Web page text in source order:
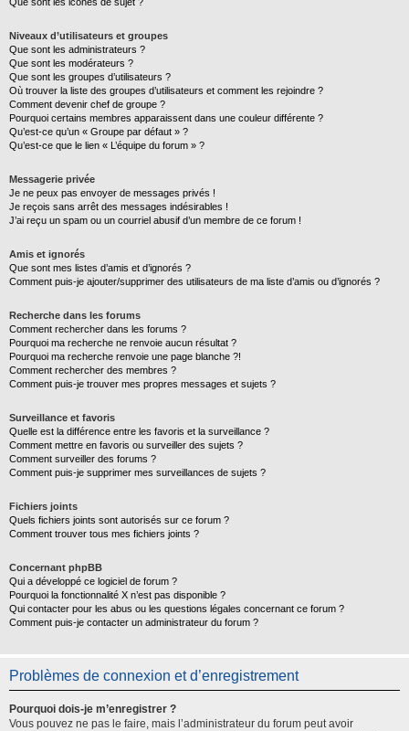
Niveaux d’utilisateurs et groupes
Que sont les administrateurs ?
Que sont les modérateurs ?
Que sont les groupes d’utilisateurs ?
Où trouver la liste des groupes d’utilisateurs et comment les rejoindre ?
Comment devenir chef de groupe ?
Pourquoi certains membres apparaissent dans une couleur différente ?
Qu’est-ce qu’un « Groupe par défaut » ?
Qu’est-ce que le lien « L’équipe du forum » ?
Messagerie privée
Je ne peux pas envoyer de messages privés !
Je reçois sans arrêt des messages indésirables !
J’ai reçu un spam ou un courriel abusif d’un membre de ce forum !
Amis et ignorés
Que sont mes listes d’amis et d’ignorés ?
Comment puis-je ajouter/supprimer des utilisateurs de ma liste d’amis ou d’ignorés ?
Recherche dans les forums
Comment rechercher dans les forums ?
Pourquoi ma recherche ne renvoie aucun résultat ?
Pourquoi ma recherche renvoie une page blanche ?!
Comment rechercher des membres ?
Comment puis-je trouver mes propres messages et sujets ?
Surveillance et favoris
Quelle est la différence entre les favoris et la surveillance ?
Comment mettre en favoris ou surveiller des sujets ?
Comment surveiller des forums ?
Comment puis-je supprimer mes surveillances de sujets ?
Fichiers joints
Quels fichiers joints sont autorisés sur ce forum ?
Comment trouver tous mes fichiers joints ?
Concernant phpBB
Qui a développé ce logiciel de forum ?
Pourquoi la fonctionnalité X n’est pas disponible ?
Qui contacter pour les abus ou les questions légales concernant ce forum ?
Comment puis-je contacter un administrateur du forum ?
Problèmes de connexion et d’enregistrement
Pourquoi dois-je m’enregistrer ?
Vous pouvez ne pas le faire, mais l’administrateur du forum peut avoir